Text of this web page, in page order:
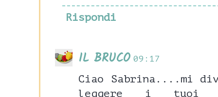
Rispondi
IL BRUCO 09:17
Ciao Sabrina....mi
leggere i tuoi